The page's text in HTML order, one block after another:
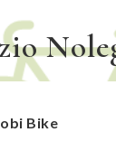
Bike